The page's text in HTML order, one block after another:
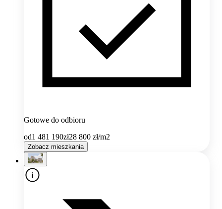
Gotowe do odbioru
od1 481 190zł28 800 zł/m2
Zobacz mieszkania